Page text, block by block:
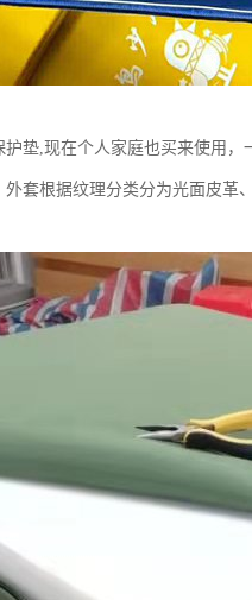
垫,现在个人家庭也买来使用
套根据纹理分类分为光面皮